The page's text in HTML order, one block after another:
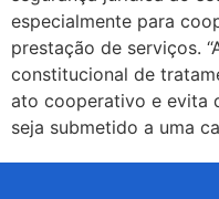
especialmente para
prestação de serviços.
constitucional de
ato cooperativo e evita
seja submetido a uma